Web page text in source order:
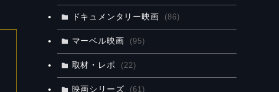
ドキュメンタリー映画 (86)
マーベル映画 (95)
取材・レポ (22)
映画シリーズ (61)